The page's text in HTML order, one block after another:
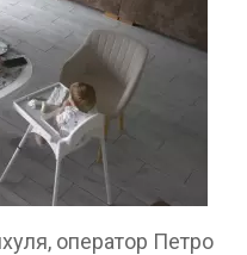
оператор Петро